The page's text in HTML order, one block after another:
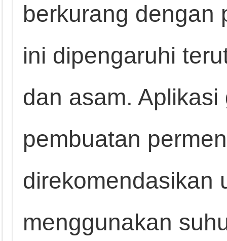
berkurang dengan
ini dipengaruhi
dan asam.
pembuatan
direkomendasikan
menggunakan